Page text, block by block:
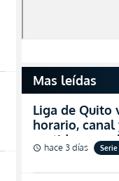
Mas leídas
Liga de Quito
horario, canal
partidazo por
2026
schedule hace 3 días Serie